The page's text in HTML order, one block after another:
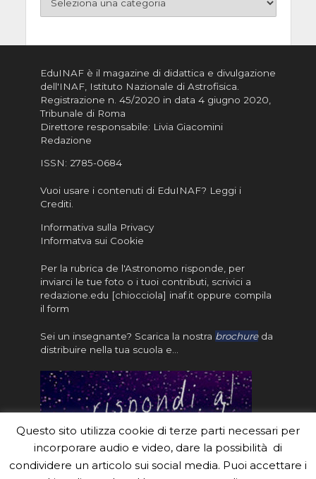
EduINAF è il magazine di didattica e divulgazione
dell'INAF, Istituto Nazionale di Astrofisica
Registrazione n. 45/2020 in data 4 giugno 2020,
Tribunale di Roma
Direttore responsabile: Livia Giacomini
Redazione
ISSN: 2785-0684
Vuoi usare i contenuti di EduINAF? Leggi i
Crediti.
Informativa sulla Privacy
Informatva sui Cookie
Per la rubrica de l'Astronomo risponde, per
inviarci le tue foto o i tuoi contributi, scrivici a
redazione.edu [chiocciola] inaf.it oppure compila
il form
Sei un insegnante? Scarica la nostra brochureda
distribuire nella tua scuola e…
Questo sito utilizza cookie di terze parti necessari per
incorporare audio e video, dare la possibilità di
condividere un articolo sui social media. Puoi accettare i